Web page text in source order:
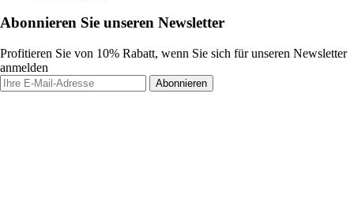
Abonnieren Sie unseren Newsletter
Profitieren Sie von 10% Rabatt, wenn Sie sich für unseren Newsletter
anmelden
Abonnieren